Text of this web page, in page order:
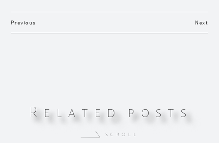
Previous Next
R e l a t e d p o s t s
scroll